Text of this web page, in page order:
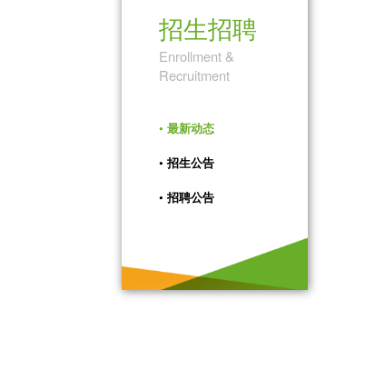
招生招聘
Enrollment &
Recruitment
•最新动态
•招生公告
•招聘公告